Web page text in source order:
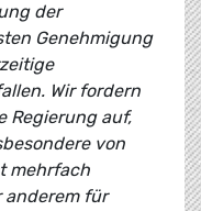
der
Genehmigung
Wir fordern
Regierung auf,
von
mehrfach
anderem für